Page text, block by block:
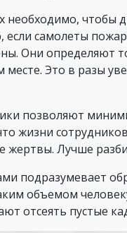
необходимо,
самолеты
Они определяют
месте. Это в разы
позволяют
жизни
Лучше
подразумевает
объемом
отсеять пустые